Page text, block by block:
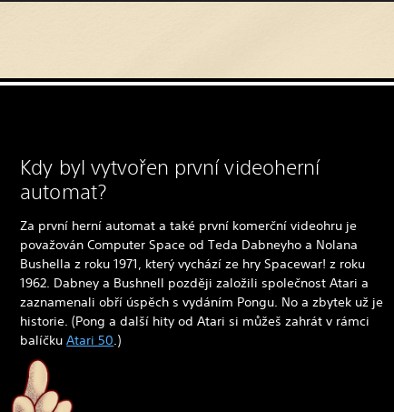
Kdy byl vytvořen první videoherní
automat?
Za první herní automat a také první komerční videohru je
považován Computer Space od Teda Dabneyho a Nolana
Bushella z roku 1971, který vychází ze hry Spacewar! z roku
1962. Dabney a Bushnell později založili společnost Atari a
zaznamenali obří úspěch s vydáním Pongu. No a zbytek už je
historie. (Pong a další hity od Atari si můžeš zahrát v rámci
balíčkuAtari 50.)